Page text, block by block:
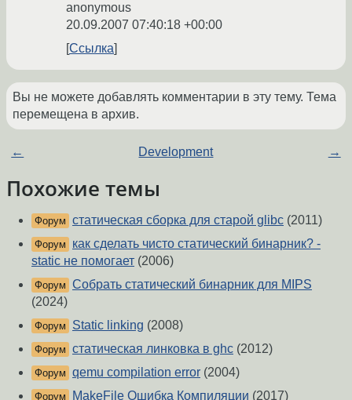
anonymous
20.09.2007 07:40:18 +00:00
Ссылка
Вы не можете добавлять комментарии в эту тему. Тема
перемещена в архив.
← Development →
Похожие темы
Форум статическая сборка для старой glibc (2011)
Форум
как сделать чисто статический бинарник? -
static не помогает (2006)
Форум Собрать статический бинарник для MIPS
(2024)
Форум Static linking (2008)
Форум статическая линковка в ghc (2012)
Форум qemu compilation error (2004)
Форум MakeFile Ошибка Компиляции (2017)